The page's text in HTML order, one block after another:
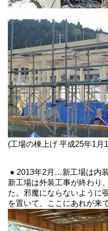
(工場の棟上げ 平成25年1月
● 2013年2月…新工場は内
新工場は外装工事が終わり
た。邪魔にならないように
を置いて、ここにあれが来